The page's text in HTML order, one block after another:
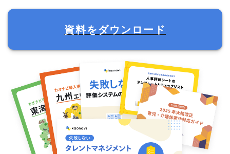
資料をダウンロード